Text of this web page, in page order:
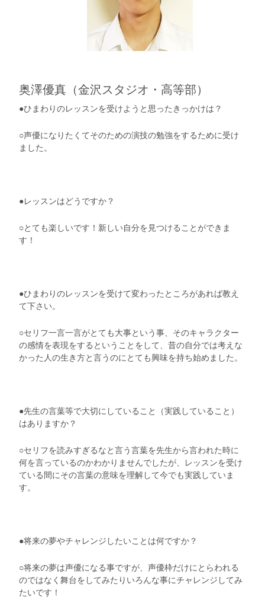
奥澤優真（金沢スタジオ・高等部）
●ひまわりのレッスンを受けようと思ったきっかけは？
○声優になりたくてそのための演技の勉強をするために受け
ました。
●レッスンはどうですか？
○とても楽しいです！新しい自分を見つけることができま
す！
●ひまわりのレッスンを受けて変わったところがあれば教え
て下さい。
○セリフ一言一言がとても大事という事、そのキャラクター
の感情を表現をするということをして、昔の自分では考えな
かった人の生き方と言うのにとても興味を持ち始めました。
●先生の言葉等で大切にしていること（実践していること）
はありますか？
○セリフを読みすぎるなと言う言葉を先生から言われた時に
何を言っているのかわかりませんでしたが、レッスンを受け
ている間にその言葉の意味を理解して今でも実践していま
す。
●将来の夢やチャレンジしたいことは何ですか？
○将来の夢は声優になる事ですが、声優枠だけにとらわれる
のではなく舞台をしてみたりいろんな事にチャレンジしてみ
たいです！